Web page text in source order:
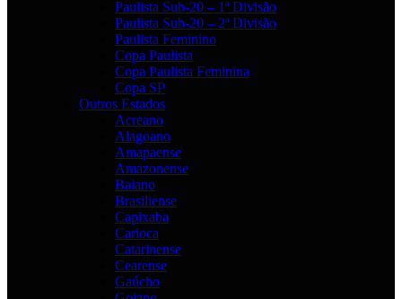
Paulista Sub-20 – 1ª Divisão
Paulista Sub-20 – 2ª Divisão
Paulista Feminino
Copa Paulista
Copa Paulista Feminina
Copa SP
Outros Estados
Acreano
Alagoano
Amapaense
Amazonense
Baiano
Brasiliense
Capixaba
Carioca
Catarinense
Cearense
Gaúcho